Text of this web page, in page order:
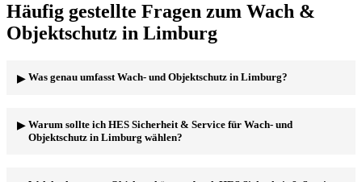
Häufig gestellte Fragen zum Wach &
Objektschutz in Limburg
Was genau umfasst Wach- und Objektschutz in Limburg?
Limburg beinhaltet ein breites Spektrum an
Sicherheitsdienstleistungen. Dazu gehören unter anderem die
Warum sollte ich HES Sicherheit & Service für Wach- und
Objektschutz in Limburg wählen?